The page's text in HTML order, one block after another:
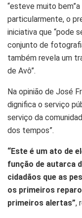
“esteve muito
particularmente, o
iniciativa que “pode
conjunto de
também revela um
de Avô”.
Na opinião de José
dignifica o serviço
serviço da
dos tempos”.
“Este é um ato de
função de autarca
cidadãos que as
os primeiros
primeiros alertas”,